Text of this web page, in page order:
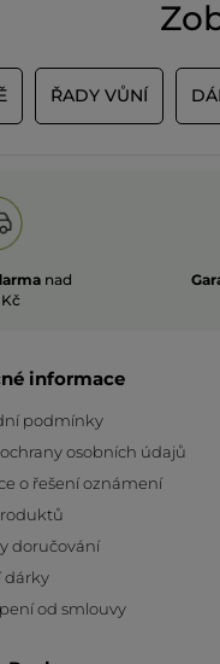
ŘADY VŮNÍ
nad
informace
podmínky
osobních údajů
o řešení oznámení
doručování
dárky
od smlouvy